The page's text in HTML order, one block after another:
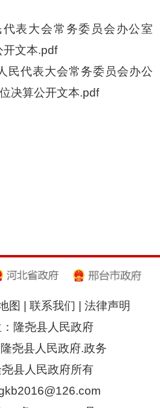
表大会常务委员会办公室
开文本.pdf
民代表大会常务委员会办公
决算公开文本.pdf
图 联系我们
法律声明
隆尧县人民政府
尧县人民政府.政务
县人民政府所有